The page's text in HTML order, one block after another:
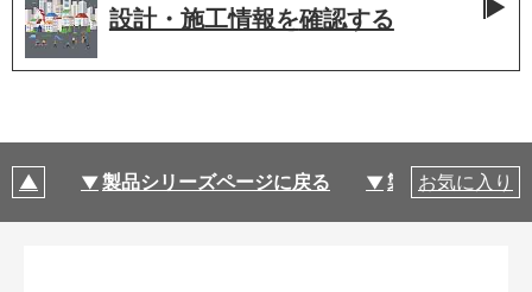
設計・施工情報を確認する
製品シリーズページに戻る 製品仕様
お気に入り